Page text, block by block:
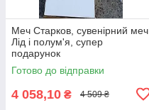
Меч Старков, сувенірний меч
Лід і полум'я, супер
подарунок
Готово до відправки
4 058,10 ₴ 4 509 ₴